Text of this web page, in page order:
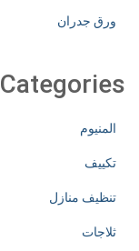
ورق جدران
Categories
المنيوم
تكييف
تنظيف منازل
ثلاجات